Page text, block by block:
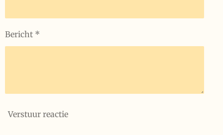
Bericht *
Verstuur reactie